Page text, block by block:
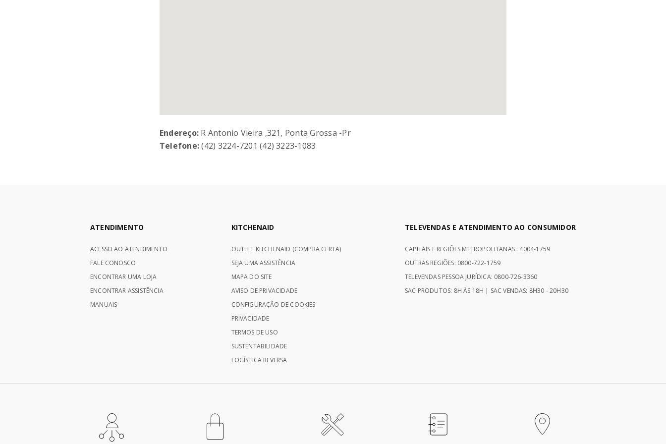
Endereço: R Antonio Vieira ,321, Ponta Grossa -pr
Telefone: (42) 3224-7201 (42) 3223-1083
ATENDIMENTO
ACESSO AO ATENDIMENTO
FALE CONOSCO
ENCONTRAR UMA LOJA
ENCONTRAR ASSISTÊNCIA
MANUAIS
KITCHENAID
OUTLET KITCHENAID (COMPRA CERTA)
SEJA UMA ASSISTÊNCIA
MAPA DO SITE
AVISO DE PRIVACIDADE
CONFIGURAÇÃO DE COOKIES
PRIVACIDADE
TERMOS DE USO
SUSTENTABILIDADE
LOGÍSTICA REVERSA
TELEVENDAS E ATENDIMENTO AO CONSUMIDOR
CAPITAIS E REGIÕES METROPOLITANAS : 4004-1759
OUTRAS REGIÕES: 0800-722-1759
TELEVENDAS PESSOA JURÍDICA: 0800-726-3360
SAC PRODUTOS: 8H ÀS 18H | SAC VENDAS: 8H30 - 20H30